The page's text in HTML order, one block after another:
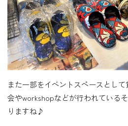
また一部をイベントスペースとし
会やworkshopなどが行われている
りますね♪